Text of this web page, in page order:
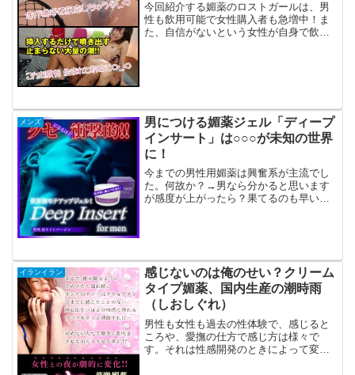
今回紹介する媚薬のロストガールは、男
性も飲用可能で女性購入者も急増中！ま
た、自信がないという女性が自身で飲ま
メンズ
男につける媚薬ジェル「ディープ
インサート」は○○○が未知の世界
に！
今までの男性用媚薬は興奮系が主流でし
た。何故か？→男なら分かると思います
が感度が上がったら？果てるのも早い。
イランイラン
感じないのは俺のせい？クリーム
タイプ媚薬、国内生産の潮時雨
（しおしぐれ）
男性も女性も過去の性体験で、感じると
ころや、愛撫の仕方で感じ方は様々で
す。それは性感開発のときによって変わ